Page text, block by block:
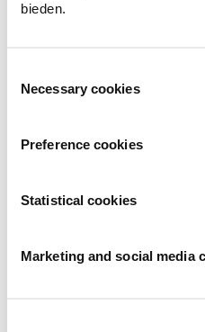
bieden.
Necessary cookies
Preference cookies
Statistical cookies
Marketing and social media